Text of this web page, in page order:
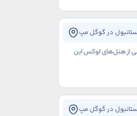
در گوگل مپ
از هتل‌های لوکس این
در گوگل مپ